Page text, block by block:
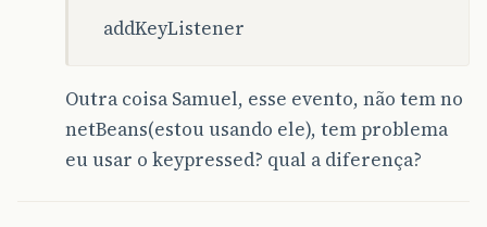
addKeyListener
Outra coisa Samuel, esse evento, não tem no
netBeans(estou usando ele), tem problema
eu usar o keypressed? qual a diferença?